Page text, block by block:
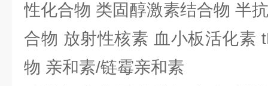
性化合物 类固醇激素结合物 半
合物 放射性核素 血小板活化素
物 亲和素/链霉亲和素